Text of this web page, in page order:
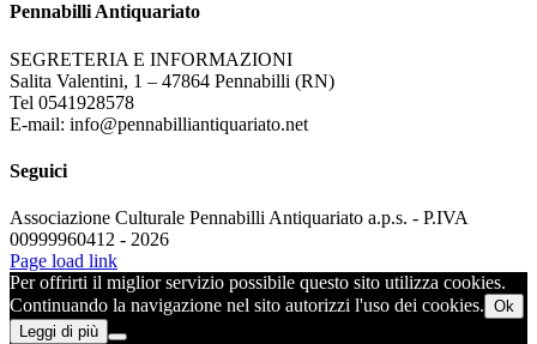
Pennabilli Antiquariato
SEGRETERIA E INFORMAZIONI
Salita Valentini, 1 – 47864 Pennabilli (RN)
Tel 0541928578
E-mail: info@pennabilliantiquariato.net
Seguici
Associazione Culturale Pennabilli Antiquariato a.p.s. - P.IVA
00999960412 - 2026
Page load link
Per offrirti il miglior servizio possibile questo sito utilizza cookies.
Continuando la navigazione nel sito autorizzi l'uso dei cookies. Ok
Leggi di più